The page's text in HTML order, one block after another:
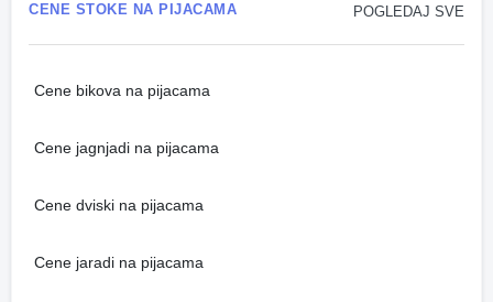
POGLEDAJ SVE
CENE STOKE NA PIJACAMA
Cene bikova na pijacama
Cene jagnjadi na pijacama
Cene dviski na pijacama
Cene jaradi na pijacama